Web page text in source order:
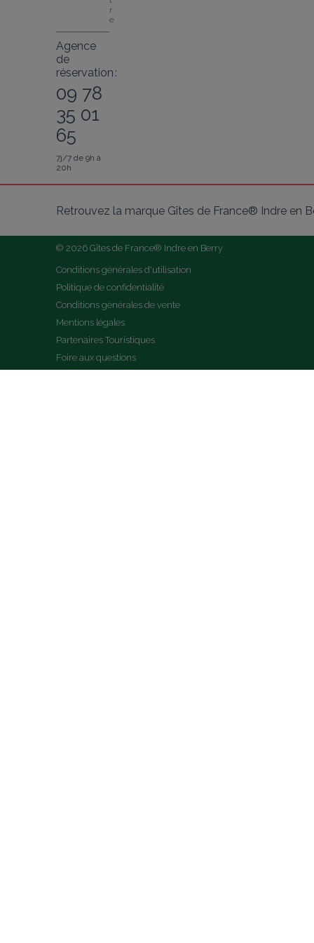
r
e
Agence
de
réservation :
09 78
35 01
65
7j/7 de 9h à
20h
Retrouvez la marque Gîtes de France® Indre en
© 2026 Gîtes de France® Indre en Berry
Conditions générales d'utilisation
Politique de confidentialité
Conditions générales de vente
Mentions légales
Partenaires Touristiques
Foire aux questions